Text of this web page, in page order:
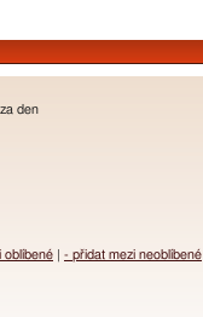
den
oblíbené - přidat mezi neoblíbené